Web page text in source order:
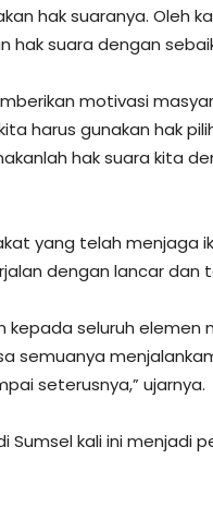
hak suaranya. Oleh
hak suara dengan
motivasi
harus gunakan hak
hak suara kita
yang telah menjaga
dengan lancar dan
kepada seluruh elemen
semuanya
seterusnya,” ujarnya.
Sumsel kali ini menjadi